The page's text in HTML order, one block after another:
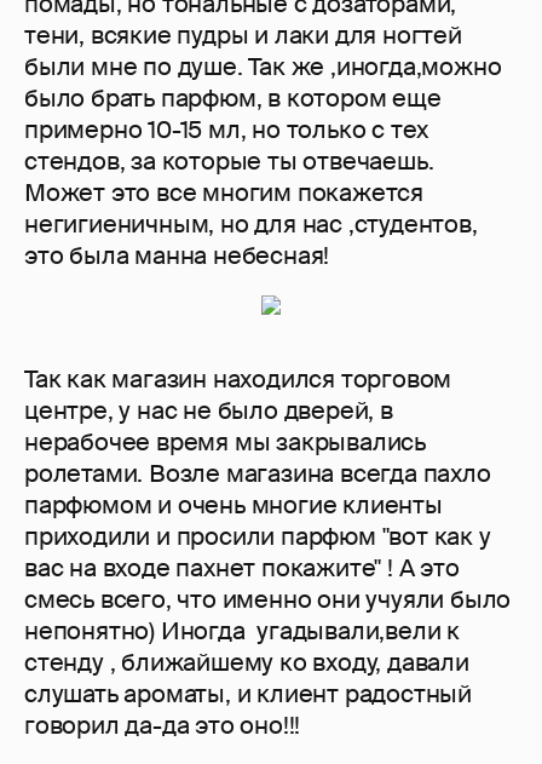
тени, всякие пудры и лаки для ногтей
были мне по душе. Так же ,иногда,можно
было брать парфюм, в котором еще
примерно 10-15 мл, но только с тех
стендов, за которые ты отвечаешь.
Может это все многим покажется
негигиеничным, но для нас ,студентов,
это была манна небесная!
Так как магазин находился торговом
центре, у нас не было дверей, в
нерабочее время мы закрывались
ролетами. Возле магазина всегда пахло
парфюмом и очень многие клиенты
приходили и просили парфюм "вот как у
вас на входе пахнет покажите" ! А это
смесь всего, что именно они учуяли было
непонятно) Иногда угадывали,вели к
стенду , ближайшему ко входу, давали
слушать ароматы, и клиент радостный
говорил да-да это оно!!!